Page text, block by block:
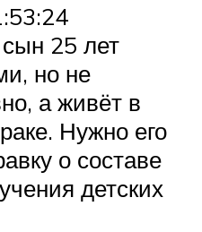
25 лет
но не
а живёт в
Нужно его
о составе
детских